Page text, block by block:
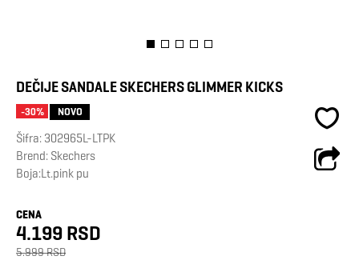
DEČIJE SANDALE SKECHERS GLIMMER KICKS
-30% NOVO
Šifra: 302965L-LTPK
Brend: Skechers
Boja:Lt.pink pu
CENA
4.199 RSD
5.999 RSD